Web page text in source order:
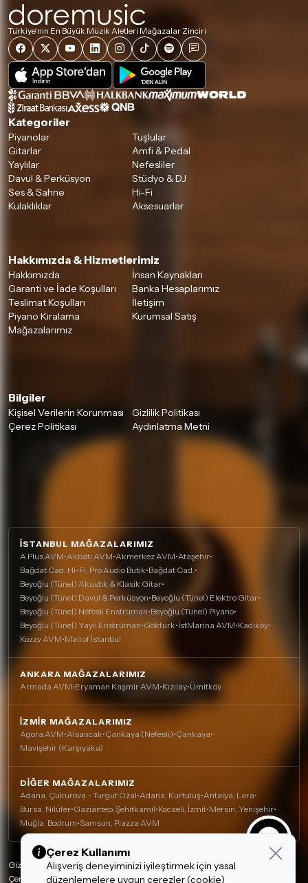
Türkiye'nin En Büyük Müzik Aletleri Mağazalar Zinciri
Kategoriler
Piyanolar
Tuşlular
Gitarlar
Amfi & Pedal
Yaylılar
Nefesliler
Davul & Perküsyon
Stüdyo & DJ
Ses & Sahne
Hi-Fi
Kulaklıklar
Aksesuarlar
Hakkımızda & Hizmetlerimiz
Hakkımızda
İnsan Kaynakları
Garanti ve İade Koşulları
Banka Hesaplarımız
Teslimat Koşulları
İletişim
Piyano Kiralama
Kurumsal Satış
Mağazalarımız
Bilgiler
Kişisel Verilerin Korunması
Gizlilik Politikası
Çerez Politikası
Aydınlatma Metni
İSTANBUL MAĞAZALARIMIZ
A Plus AVM•Akbatı AVM•Akmerkez AVM•Ataşehir•
Bağdat Cad. Hi-Fi, Pro Audio Butik•Bağdat Cad. •
Beyoğlu (Tünel) Akustik & Klasik Gitar•
Beyoğlu (Tünel) Davul & Perküsyon•Beyoğlu (Tünel) Elektro Gitar•
Beyoğlu (Tünel) Nefesli Enstrüman•Beyoğlu (Tünel) Piyano•
Beyoğlu (Tünel) Yaylı Enstrüman•Göktürk•İstMarina AVM•Kadıköy•
Kozzy AVM•Mall of İstanbul
ANKARA MAĞAZALARIMIZ
Armada AVM•Eryaman Kaşmir AVM•Kızılay•Ümitköy
İZMIR MAĞAZALARIMIZ
Agora AVM•Alsancak•Çankaya (Nefesli)•Çankaya•
Mavişehir (Karşıyaka)
DIĞER MAĞAZALARIMIZ
Adana, Çukurova - Turgut Özal•Adana, Kurtuluş•Antalya, Lara•
Bursa, Nilüfer•Gaziantep, Şehitkamil•Kocaeli, İzmit•Mersin, Yenişehir•
Muğla, Bodrum•Samsun, Piazza AVM
Gizlilik Politikası
Çerez Politikası
Çerez Kullanımı
Alışveriş deneyiminizi iyileştirmek için yasal
düzenlemelere uygun çerezler (cookie)